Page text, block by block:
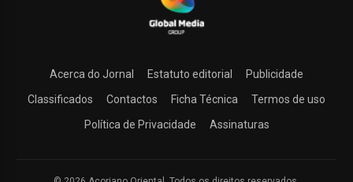
Acerca do Jornal Estatuto editorial
Publicidade
Classificados
Contactos Ficha Técnica
Termos de uso
Política de Privacidade
Assinaturas